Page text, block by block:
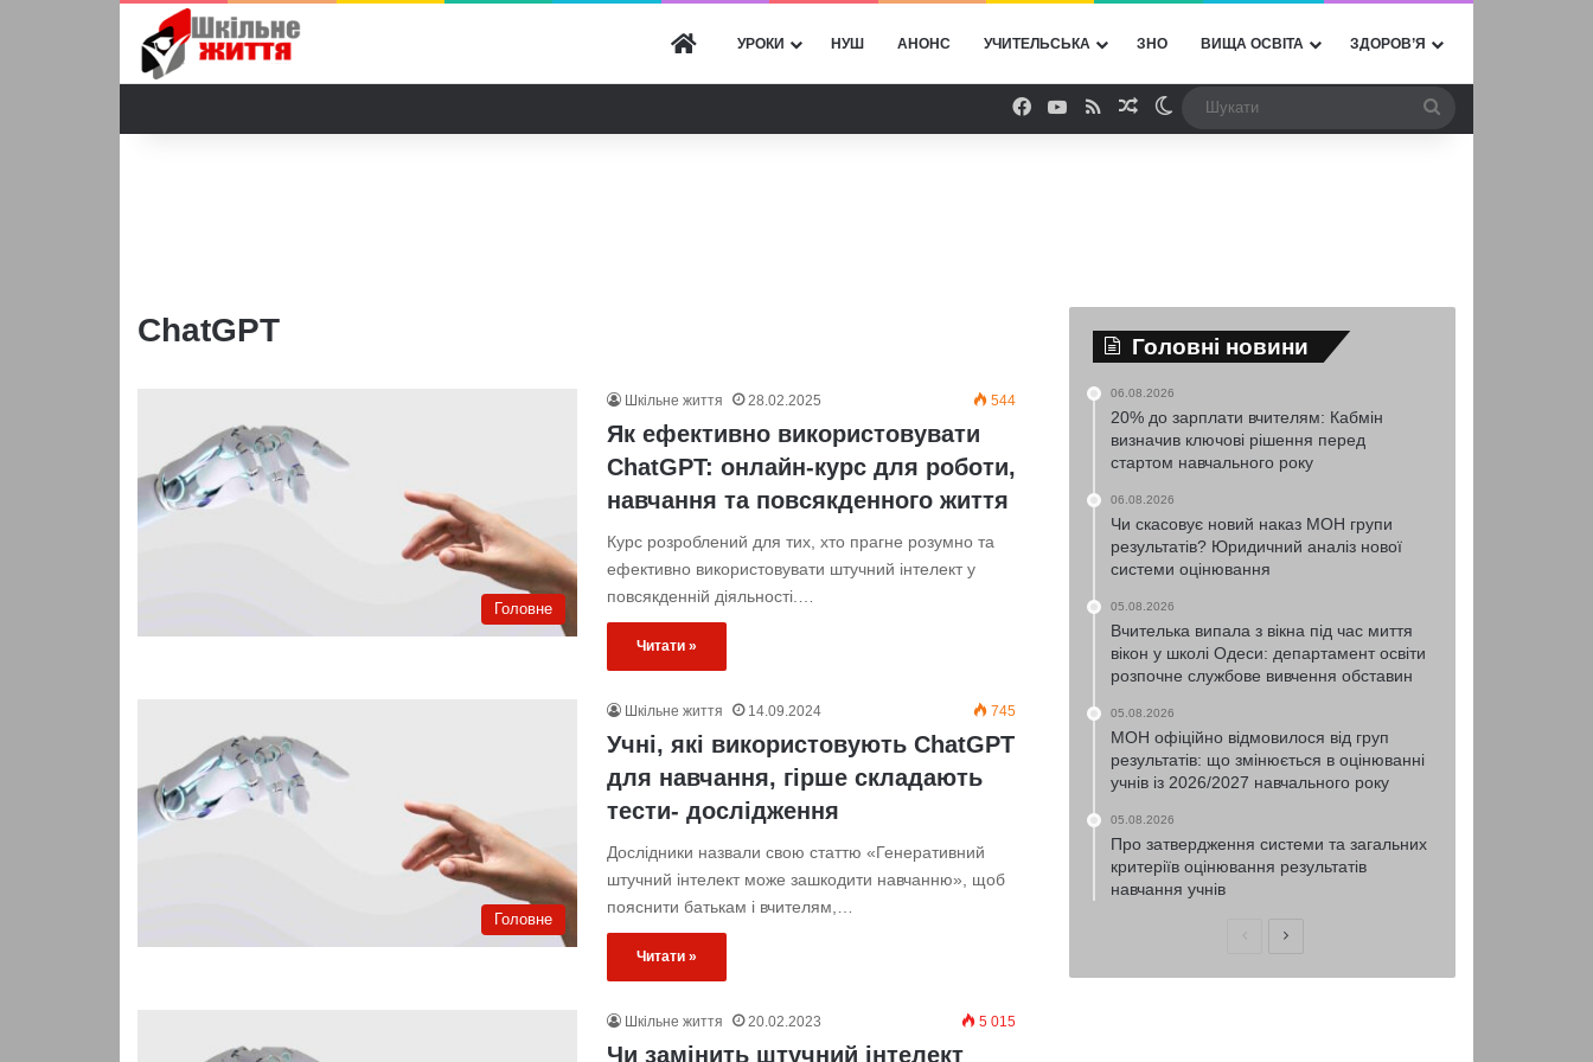
ГОЛОВНА
УРОКИ НУШ АНОНС УЧИТЕЛЬСЬКА ЗНО ВИЩА ОСВІТА ЗДОРОВ’Я
Facebook
YouTube
RSSВипадкова стаття
Switch skin
ChatGPT
Головне
Шкільне життя 28.02.2025 544
Як ефективно використовувати
ChatGPT: онлайн-курс для роботи,
навчання та повсякденного життя
Курс розроблений для тих, хто прагне розумно та
ефективно використовувати штучний інтелект у
повсякденній діяльності.…
Читати »
Головне
Шкільне життя 14.09.2024 745
Учні, які використовують ChatGPT
для навчання, гірше складають
тести- дослідження
Дослідники назвали свою статтю «Генеративний
штучний інтелект може зашкодити навчанню», щоб
пояснити батькам і вчителям,…
Читати »
Шкільне життя 20.02.2023 5 015
Чи замінить штучний інтелект
Головні новини
06.08.2026
20% до зарплати вчителям: Кабмін
визначив ключові рішення перед
стартом навчального року
06.08.2026
Чи скасовує новий наказ МОН групи
результатів? Юридичний аналіз нової
системи оцінювання
05.08.2026
Вчителька випала з вікна під час миття
вікон у школі Одеси: департамент освіти
розпочне службове вивчення обставин
05.08.2026
МОН офіційно відмовилося від груп
результатів: що змінюється в оцінюванні
учнів із 2026/2027 навчального року
05.08.2026
Про затвердження системи та загальних
критеріїв оцінювання результатів
навчання учнів
ПопередняНаступна